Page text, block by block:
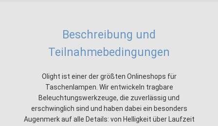
Beschreibung und
Teilnahmebedingungen
Olight ist einerder größten Onlineshops für
Taschenlampen. Wir entwickeln tragbare
Beleuchtungswerkzeuge, die zuverlässig und
erschwinglich sind und haben dabei ein besonders
Augenmerk auf alle Details: von Helligkeit über Laufzeit